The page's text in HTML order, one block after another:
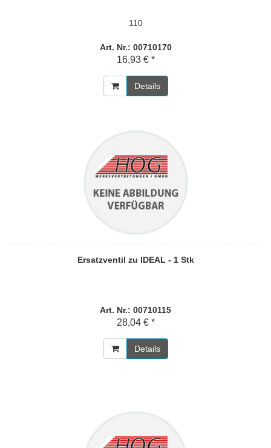
110
Art. Nr.: 00710170
16,93 € *
Details
Ersatzventil zu IDEAL - 1 Stk
Art. Nr.: 00710115
28,04 € *
Details